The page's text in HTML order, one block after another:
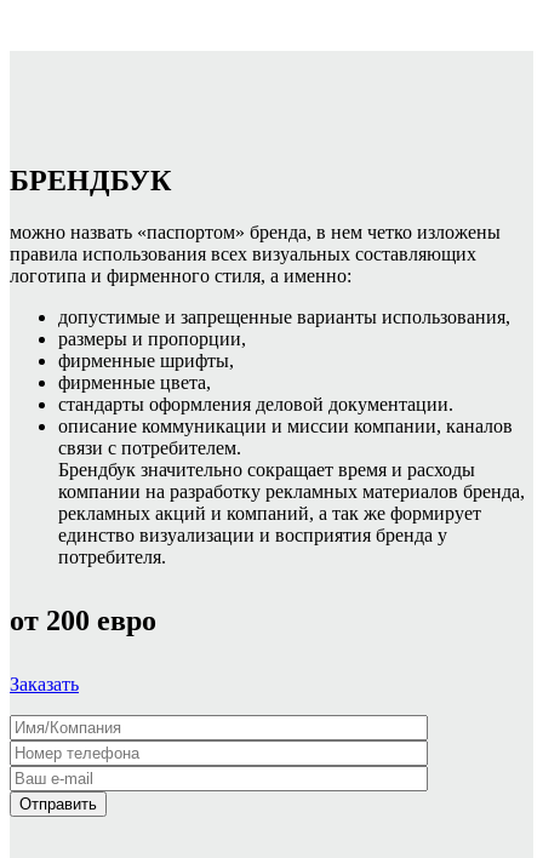
БРЕНДБУК
можно назвать «паспортом» бренда, в нем четко изложены
правила использования всех визуальных составляющих
логотипа и фирменного стиля, а именно:
допустимые и запрещенные варианты использования,
размеры и пропорции,
фирменные шрифты,
фирменные цвета,
стандарты оформления деловой документации.
описание коммуникации и миссии компании, каналов
связи с потребителем.
Брендбук значительно сокращает время и расходы
компании на разработку рекламных материалов бренда,
рекламных акций и компаний, а так же формирует
единство визуализации и восприятия бренда у
потребителя.
от 200 евро
Заказать